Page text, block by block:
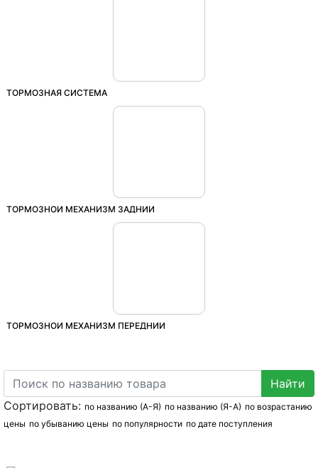
ТОРМОЗНАЯ СИСТЕМА
ТОРМОЗНОЙ МЕХАНИЗМ ЗАДНИЙ
ТОРМОЗНОЙ МЕХАНИЗМ ПЕРЕДНИЙ
Сортировать: по названию (А-Я) по названию (Я-А) по возрастанию
цены по убыванию цены по популярности по дате поступления